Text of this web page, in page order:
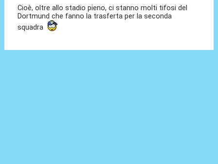
Cioè, oltre allo stadio pieno, ci stanno molti tifosi del
Dortmund che fanno la trasferta per la seconda
squadra